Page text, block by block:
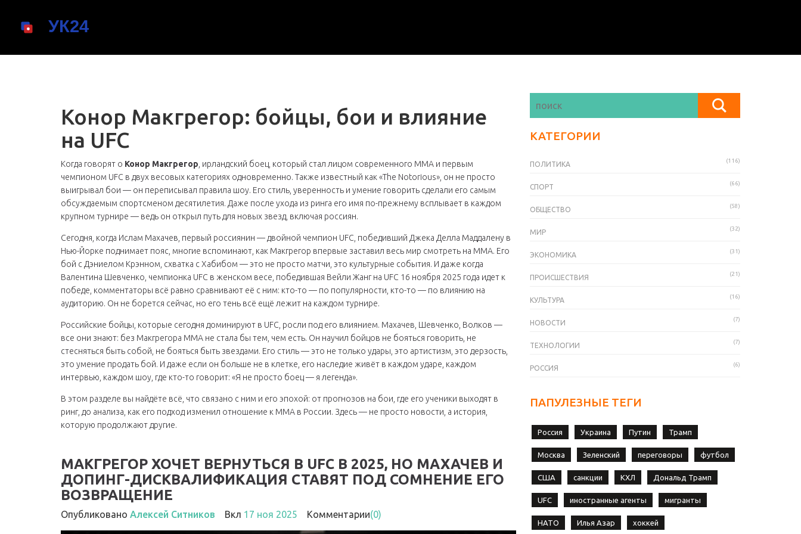
Конор Макгрегор: бойцы, бои и влияние
на UFC
Когда говорят о Конор Макгрегор ирландский боец, который стал лицом современного ММА и первым
чемпионом UFC в двух весовых категориях одновременно. Также известный как «The Notorious» , он не просто
выигрывал бои — он переписывал правила шоу. Его стиль, уверенность и умение говорить сделали его самым
обсуждаемым спортсменом десятилетия. Даже после ухода из ринга его имя по-прежнему всплывает в каждом
крупном турнире — ведь он открыл путь для новых звезд, включая россиян.
Сегодня, когда Ислам Махачев первый россиянин — двойной чемпион UFC, победивший Джека Делла Маддалену в
Нью-Йорке поднимает пояс, многие вспоминают, как Макгрегор впервые заставил весь мир смотреть на ММА. Его
бой с Дэниелом Крэнном, схватка с Хабибом — это не просто матчи, это культурные события. И даже когда
Валентина Шевченко чемпионка UFC в женском весе, победившая Вейли Жанг на UFC 16 ноября 2025 года идет к
победе, комментаторы всё равно сравнивают её с ним: кто-то — по популярности, кто-то — по влиянию на
аудиторию. Он не борется сейчас, но его тень всё ещё лежит на каждом турнире.
Российские бойцы, которые сегодня доминируют в UFC, росли под его влиянием. Махачев, Шевченко, Волков —
все они знают: без Макгрегора ММА не стала бы тем, чем есть. Он научил бойцов не бояться говорить, не
стесняться быть собой, не бояться быть звездами. Его стиль — это не только удары, это артистизм, это дерзость,
это умение продать бой. И даже если он больше не в клетке, его наследие живёт в каждом ударе, каждом
интервью, каждом шоу, где кто-то говорит: «Я не просто боец — я легенда».
В этом разделе вы найдёте всё, что связано с ним и его эпохой: от прогнозов на бои, где его ученики выходят в
ринг, до анализа, как его подход изменил отношение к ММА в России. Здесь — не просто новости, а история,
которую продолжают другие.
МАКГРЕГОР ХОЧЕТ ВЕРНУТЬСЯ В UFC В 2025, НО МАХАЧЕВ И
ДОПИНГ-ДИСКВАЛИФИКАЦИЯ СТАВЯТ ПОД СОМНЕНИЕ ЕГО
ВОЗВРАЩЕНИЕ
Опубликовано Алексей Ситников Вкл 17 ноя 2025 Комментарии(0)
КАТЕГОРИИ
ПОЛИТИКА (116)
СПОРТ (66)
ОБЩЕСТВО (58)
МИР (32)
ЭКОНОМИКА (31)
ПРОИСШЕСТВИЯ (21)
КУЛЬТУРА (16)
НОВОСТИ (7)
ТЕХНОЛОГИИ (7)
РОССИЯ (6)
ПАПУЛЕЗНЫЕ ТЕГИ
Россия Украина Путин Трамп
Москва Зеленский переговоры футбол
США санкции КХЛ Дональд Трамп
UFC иностранные агенты мигранты
НАТО Илья Азар хоккей